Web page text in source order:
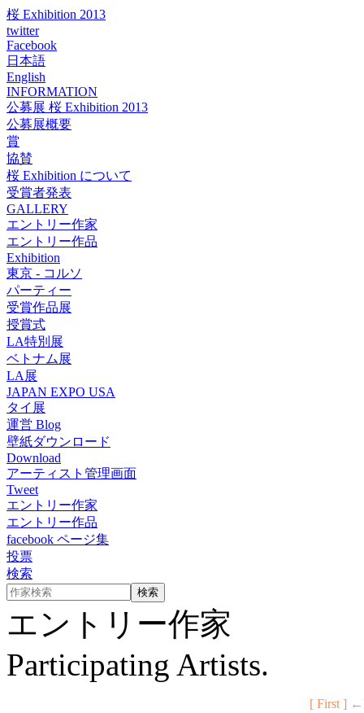
桜 Exhibition 2013
twitter
Facebook
日本語
English
INFORMATION
公募展 桜 Exhibition 2013
公募展概要
賞
協賛
桜 Exhibition について
受賞者発表
GALLERY
エントリー作家
エントリー作品
Exhibition
東京 - コルソ
パーティー
受賞作品展
授賞式
LA特別展
ベトナム展
LA展
JAPAN EXPO USA
タイ展
運営 Blog
壁紙ダウンロード
Download
アーティスト管理画面
Tweet
エントリー作家
エントリー作品
facebook ページ集
投票
検索
エントリー作家
Participating Artists.
[ First ]